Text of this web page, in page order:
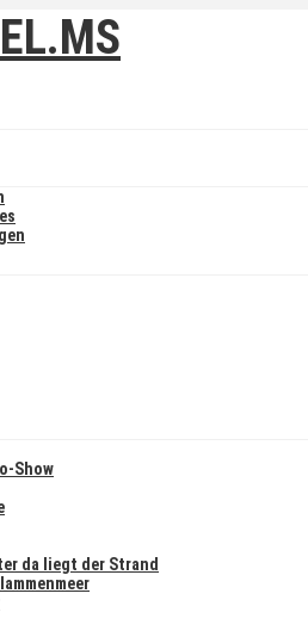
Show
da liegt der Strand